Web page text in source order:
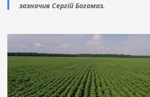
зазначив Сергій Богомаз.